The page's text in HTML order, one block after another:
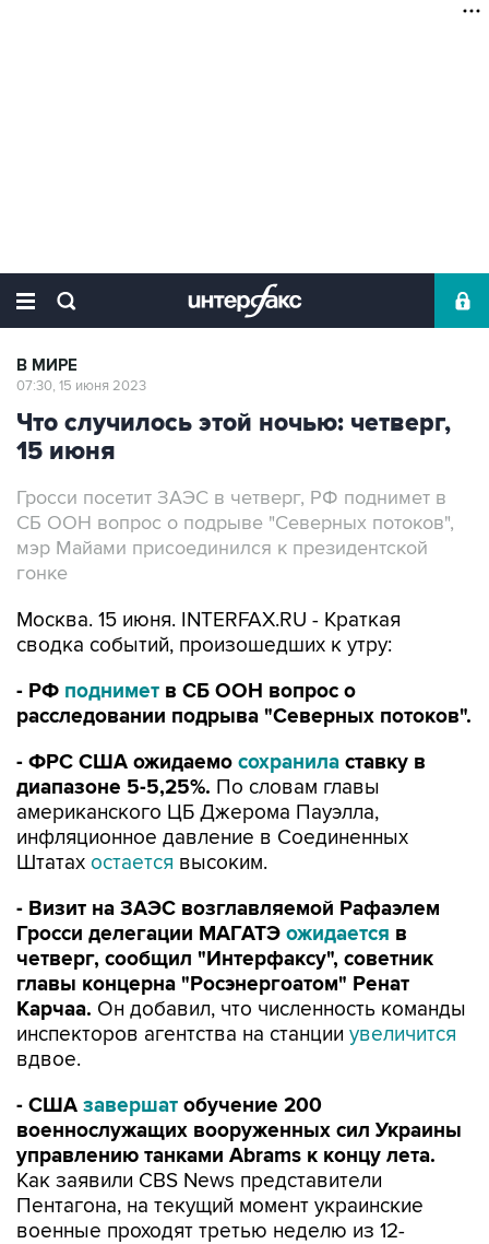
В МИРЕ
07:30, 15 июня 2023
Что случилось этой ночью: четверг,
15 июня
Гросси посетит ЗАЭС в четверг, РФ поднимет в
СБ ООН вопрос о подрыве "Северных потоков",
мэр Майами присоединился к президентской
гонке
Москва. 15 июня. INTERFAX.RU - Краткая
сводка событий, произошедших к утру:
- РФ поднимет в СБ ООН вопрос о
расследовании подрыва "Северных потоков".
- ФРС США ожидаемо сохранила ставку в
диапазоне 5-5,25%. По словам главы
американского ЦБ Джерома Пауэлла,
инфляционное давление в Соединенных
Штатах остается высоким.
- Визит на ЗАЭС возглавляемой Рафаэлем
Гросси делегации МАГАТЭ ожидается в
четверг, сообщил "Интерфаксу", советник
главы концерна "Росэнергоатом" Ренат
Карчаа. Он добавил, что численность команды
инспекторов агентства на станции увеличится
вдвое.
- США завершат обучение 200
военнослужащих вооруженных сил Украины
управлению танками Abrams к концу лета.
Как заявили CBS News представители
Пентагона, на текущий момент украинские
военные проходят третью неделю из 12-